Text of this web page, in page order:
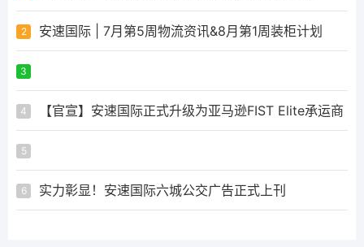
2 安速国际 | 7月第5周物流资讯&8月第1周装柜计划
3
4 【官宣】安速国际正式升级为亚马逊FIST Elite承运商
5
6 实力彰显！安速国际六城公交广告正式上刊